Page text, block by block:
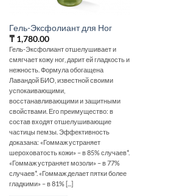
Гель-Эксфолиант для Ног
₸1,780.00
Гель-Эксфолиант отшелушивает и
смягчает кожу ног, дарит ей гладкость и
нежность. Формула обогащена
Лавандой БИО, известной своими
успокаивающими,
восстанавливающими и защитными
свойствами. Его преимущество: в
состав входят отшелушивающие
частицы пемзы. Эффективность
доказана: «Гоммаж устраняет
шероховатость кожи» – в 85% случаев*.
«Гоммаж устраняет мозоли» – в 77%
случаев*. «Гоммаж делает пятки более
гладкими» – в 81% [...]